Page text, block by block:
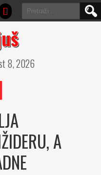
Pretraga:
8, 2026
A